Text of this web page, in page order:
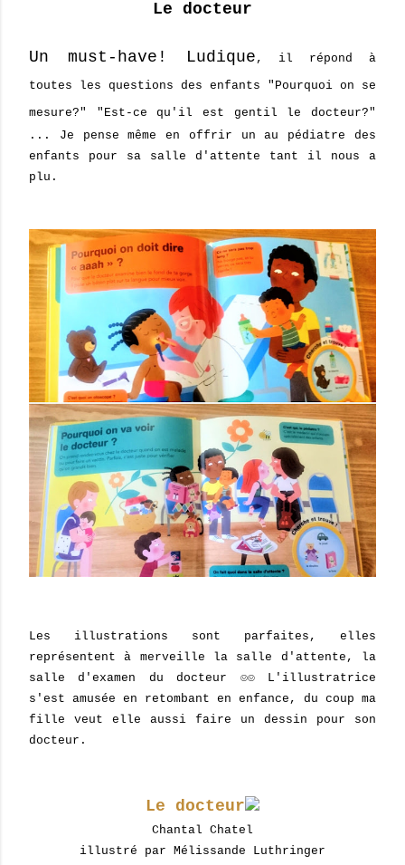
Le docteur
Un must-have! Ludique , il répond à
toutes les questions des enfants "Pourquoi on se
mesure?" "Est-ce qu'il est gentil le docteur?"
... Je pense même en offrir un au pédiatre des
enfants pour sa salle d'attente tant il nous a
plu.
Les illustrations sont parfaites, elles
représentent à merveille la salle d'attente, la
salle d'examen du docteur ☺☺ L'illustratrice
s'est amusée en retombant en enfance, du coup ma
fille veut elle aussi faire un dessin pour son
docteur.
Le docteur
Chantal Chatel
illustré par Mélissande Luthringer